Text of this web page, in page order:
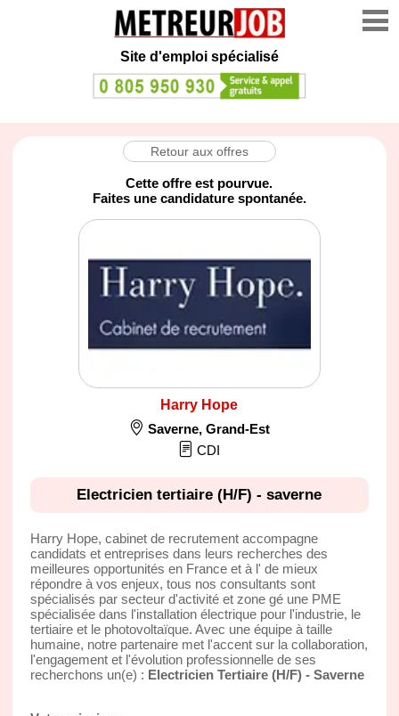
Site d'emploi spécialisé
Retour aux offres
Cette offre est pourvue.
Faites une candidature spontanée.
Harry Hope
Saverne, Grand-Est
CDI
Electricien tertiaire (H/F) - saverne
Harry Hope, cabinet de recrutement accompagne
candidats et entreprises dans leurs recherches des
meilleures opportunités en France et à l' de mieux
répondre à vos enjeux, tous nos consultants sont
spécialisés par secteur d'activité et zone gé une PME
spécialisée dans l'installation électrique pour l'industrie, le
tertiaire et le photovoltaïque. Avec une équipe à taille
humaine, notre partenaire met l'accent sur la collaboration,
l'engagement et l'évolution professionnelle de ses
recherchons un(e) : Electricien Tertiaire (H/F) - Saverne